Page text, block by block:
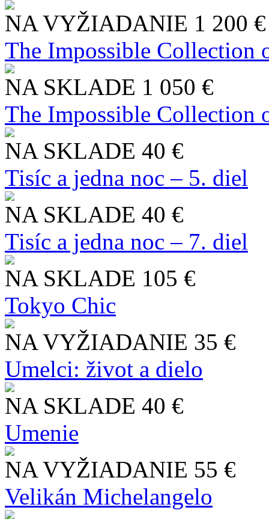
NA VYŽIADANIE 1 200 €
The Impossible Collection
NA SKLADE 1 050 €
The Impossible Collection
NA SKLADE 40 €
Tisíc a jedna noc – 5. diel
NA SKLADE 40 €
Tisíc a jedna noc – 7. diel
NA SKLADE 105 €
Tokyo Chic
NA VYŽIADANIE 35 €
Umelci: život a dielo
NA SKLADE 40 €
Umenie
NA VYŽIADANIE 55 €
Velikán Michelangelo